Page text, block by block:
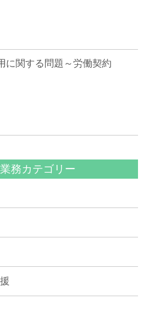
に関する問題～労働契約
務カテゴリー